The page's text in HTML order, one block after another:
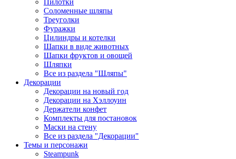
Пилотки
Соломенные шляпы
Треуголки
Фуражки
Цилиндры и котелки
Шапки в виде животных
Шапки фруктов и овощей
Шляпки
Все из раздела "Шляпы"
Декорации
Декорации на новый год
Декорации на Хэллоуин
Держатели конфет
Комплекты для постановок
Маски на стену
Все из раздела "Декорации"
Темы и персонажи
Steampunk